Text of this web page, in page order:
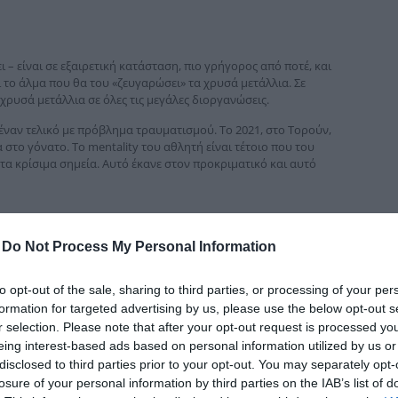
Do Not Process My Personal Information
opt-out of the sale, sharing to third parties, or processing of your
for targeted advertising by us, please use the below opt-out
selection. Please note that after your opt-out request is processed
interest-based ads based on personal information utilized by us
to third parties prior to your opt-out. You may separately
of your personal information by third parties on the IAB’s list of
είναι σε εξαιρετική κατάσταση, πιο γρήγορος από ποτέ, και
άλμα που θα του «ζευγαρώσει» τα χρυσά μετάλλια. Σε
μετάλλια σε όλες τις μεγάλες διοργανώσεις.
τελικό με πρόβλημα τραυματισμού. Το 2021, στο Τορούν,
γόνατο. Το mentality του αθλητή είναι τέτοιο που του
κρίσιμα σημεία. Αυτό έκανε στον προκριματικό και αυτό
– σε διοργανώσεις Α/Γ – από το 2018 μέχρι και σήμερα
του Γιουτζίν.
αθλητής από το Ευρωπαϊκό Πρωτάθλημα Ομάδων της
πέτυχε ο τρίτος της προηγούμενης
8,34 μέτρα. Ο Ματία Φουρλάνι (Ιταλία) έχει κάνει φέτος
μετάλλιο σε Παγκόσμιο, ενώ ο Σιμόν Εχάμερ έχει πετύχει 8,34
ο δεύτερος της προηγούμενης διοργάνωσης